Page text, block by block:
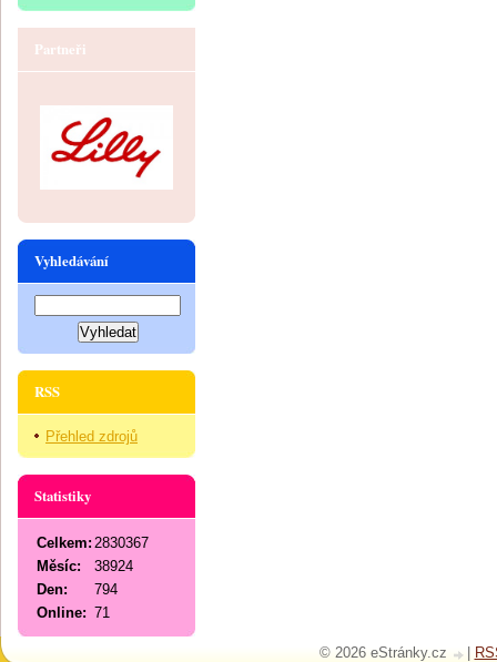
Partneři
Vyhledávání
RSS
Přehled zdrojů
Statistiky
Online: 71
Celkem: 2830367
Měsíc:
38924
Den:
794
© 2026 eStránky.cz